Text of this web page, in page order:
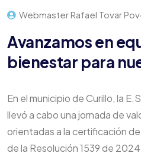
Webmaster Rafael Tovar
Avanzamos en
bienestar para
En el municipio de Curillo, la
llevó a cabo una jornada de
orientadas a la certificación
de la Resolución 1539 de